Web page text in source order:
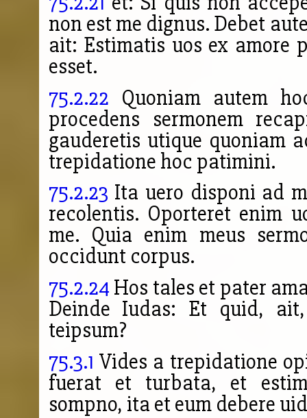
non est me dignus. Debet
ait: Estimatis uos ex
esset.
75.2.22 Quoniam autem
procedens sermonem
gauderetis utique quoniam
trepidatione hoc patimini.
75.2.23 Ita uero disponi ad
recolentis. Oporteret enim
me. Quia enim meus
occidunt corpus.
75.2.24 Hos tales et pater
Deinde Iudas: Et quid,
teipsum?
75.3.1 Vides a trepidatione
fuerat et turbata, et
sompno, ita et eum debere